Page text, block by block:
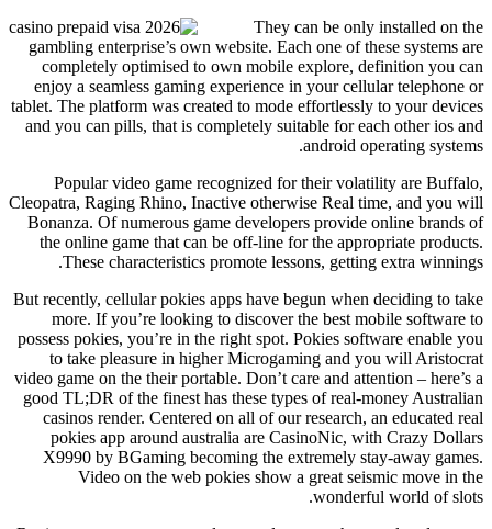
They can be only installed on the
gambling enterprise’s own website. Each one of these systems are
completely optimised to own mobile explore, definition you can
enjoy a seamless gaming experience in your cellular telephone or
tablet. The platform was created to mode effortlessly to your devices
and you can pills, that is completely suitable for each other ios and
android operating systems.
Popular video game recognized for their volatility are Buffalo,
Cleopatra, Raging Rhino, Inactive otherwise Real time, and you will
Bonanza. Of numerous game developers provide online brands of
the online game that can be off-line for the appropriate products.
These characteristics promote lessons, getting extra winnings.
But recently, cellular pokies apps have begun when deciding to take
more. If you’re looking to discover the best mobile software to
possess pokies, you’re in the right spot. Pokies software enable you
to take pleasure in higher Microgaming and you will Aristocrat
video game on the their portable. Don’t care and attention – here’s a
good TL;DR of the finest has these types of real-money Australian
casinos render. Centered on all of our research, an educated real
pokies app around australia are CasinoNic, with Crazy Dollars
X9990 by BGaming becoming the extremely stay-away games.
Video on the web pokies show a great seismic move in the
wonderful world of slots.